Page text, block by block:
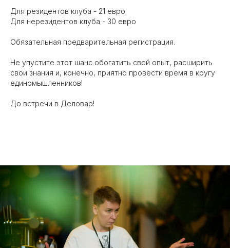
Для резидентов клуба - 21 евро
Для нерезидентов клуба - 30 евро
Обязательная предварительная регистрация.
Не упустите этот шанс обогатить свой опыт, расширить
свои знания и, конечно, приятно провести время в кругу
единомышленников!
До встречи в Деловар!